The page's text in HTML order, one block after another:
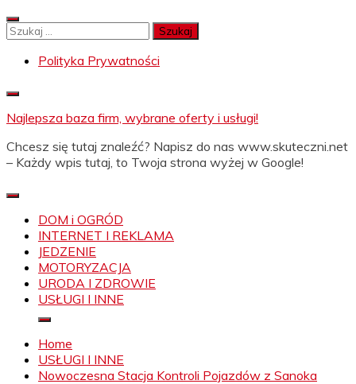
Skip
to
Szukaj:
Polityka Prywatności
Najlepsza baza firm, wybrane oferty i usługi!
Chcesz się tutaj znaleźć? Napisz do nas www.skuteczni.net
– Każdy wpis tutaj, to Twoja strona wyżej w Google!
DOM i OGRÓD
INTERNET I REKLAMA
JEDZENIE
MOTORYZACJA
URODA I ZDROWIE
USŁUGI I INNE
Home
USŁUGI I INNE
Nowoczesna Stacja Kontroli Pojazdów z Sanoka